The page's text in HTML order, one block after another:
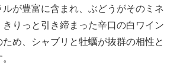
が豊富に含まれ、ぶどうがそのミネ
りっと引き締まった辛口の白ワイン
め、シャブリと牡蠣が抜群の相性と